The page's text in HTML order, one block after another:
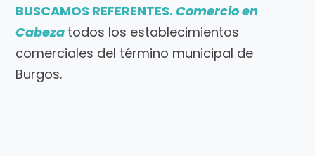
BUSCAMOS REFERENTES.Comercio en
Cabeza todos los establecimientos
comerciales del término municipal de
Burgos.